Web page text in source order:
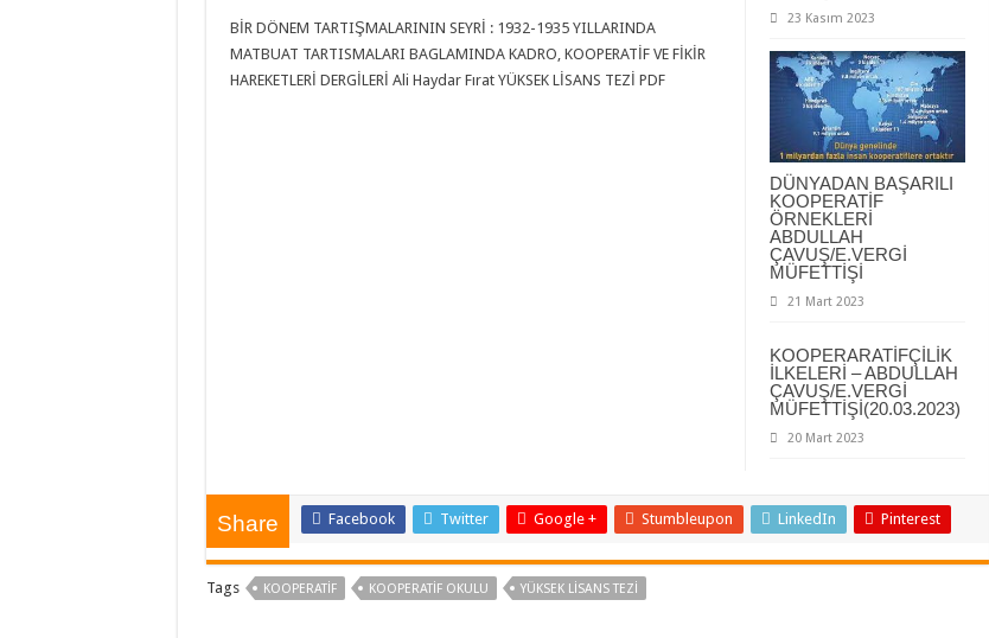
23 Kasım 2023
DÜNYADAN BAŞARILI
KOOPERATİF
ÖRNEKLERİ
ABDULLAH
ÇAVUŞ/E.VERGİ
MÜFETTİŞİ
21 Mart 2023
KOOPERARATİFÇİLİK
İLKELERİ – ABDULLAH
ÇAVUŞ/E.VERGİ
MÜFETTİŞİ(20.03.2023)
20 Mart 2023
BİR DÖNEM TARTIŞMALARININ SEYRİ : 1932-1935 YILLARINDA
MATBUAT TARTISMALARI BAGLAMINDA KADRO, KOOPERATİF VE FİKİR
HAREKETLERİ DERGİLERİ Ali Haydar Fırat YÜKSEK LİSANS TEZİ PDF
Share Facebook Twitter Google + Stumbleupon LinkedIn Pinterest
Tags KOOPERATIF KOOPERATIF OKULU YÜKSEK LİSANS TEZİ